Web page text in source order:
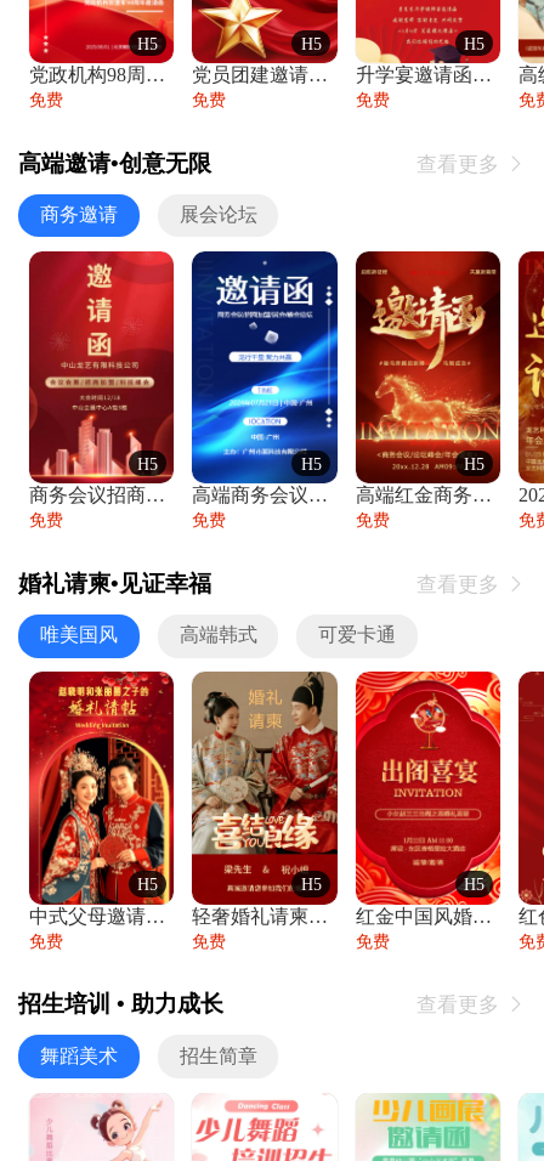
H5
党政机构98周年八一建军节庆祝晚会活动邀
免费
H5
党员团建邀请函党建活动风采党会工作汇报总
免费
H5
升学宴邀请函喜报金榜题名高端谢师宴邀请函
免费 免
高端邀请•创意无限 查看更多 
商务邀请 展会论坛
H5
商务会议招商展会科技峰会邀请函年会邀请
免费
H5
高端商务会议招商加盟展会峰会论坛邀请函
免费
H5
高端红金商务会议年会年终盛典答谢邀请函
免费 免
婚礼请柬•见证幸福 查看更多 
唯美国风 高端韩式 可爱卡通
H5
中式父母邀请函婚礼结婚请柬请贴父母邀请方
免费
H5
轻奢婚礼请柬婚礼邀请函结婚照请帖
免费
H5
红金中国风婚礼请柬出阁喜宴嫁女请帖出阁宴
免费 免
招生培训 • 助力成长 查看更多 
舞蹈美术 招生简章